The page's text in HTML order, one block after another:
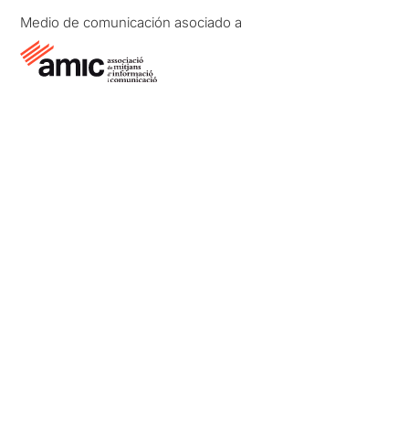
Medio de comunicación asociado a